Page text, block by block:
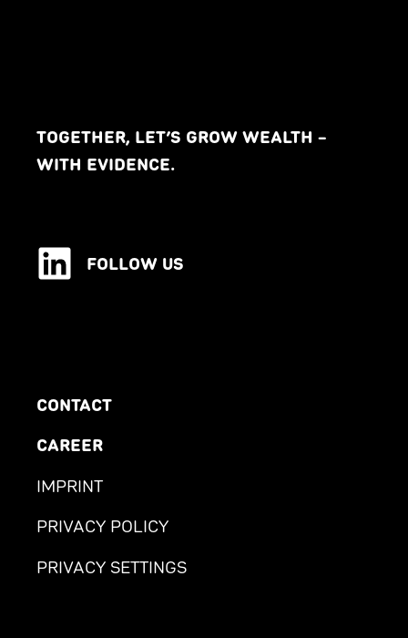
TOGETHER, LET’S GROW WEALTH –
WITH EVIDENCE.
FOLLOW US
CONTACT
CAREER
IMPRINT
PRIVACY POLICY
PRIVACY SETTINGS